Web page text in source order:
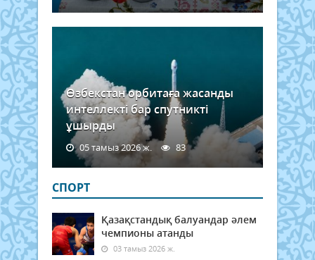
өнер
Өзбекстан орбитаға жасанды
интеллекті бар спутникті
ұшырды
05 тамыз 2026 ж. 83
СПОРТ
Қазақстандық балуандар әлем
чемпионы атанды
03 тамыз 2026 ж.